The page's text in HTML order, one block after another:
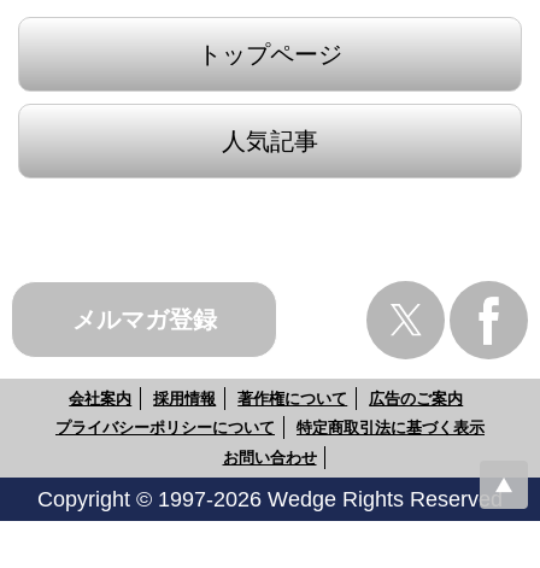
トップページ
人気記事
メルマガ登録
会社案内 採用情報 著作権について
広告のご案内
プライバシーポリシーについて
特定商取引法に基づく表示
お問い合わせ
Copyright © 1997-2026 Wedge Rights Reserved